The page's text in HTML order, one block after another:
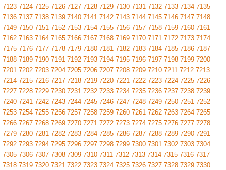
7123 7124 7125 7126 7127 7128 7129 7130 7131 7132 7133 7134 7135
7136 7137 7138 7139 7140 7141 7142 7143 7144 7145 7146 7147 7148
7149 7150 7151 7152 7153 7154 7155 7156 7157 7158 7159 7160 7161
7162 7163 7164 7165 7166 7167 7168 7169 7170 7171 7172 7173 7174
7175 7176 7177 7178 7179 7180 7181 7182 7183 7184 7185 7186 7187
7188 7189 7190 7191 7192 7193 7194 7195 7196 7197 7198 7199 7200
7201 7202 7203 7204 7205 7206 7207 7208 7209 7210 7211 7212 7213
7214 7215 7216 7217 7218 7219 7220 7221 7222 7223 7224 7225 7226
7227 7228 7229 7230 7231 7232 7233 7234 7235 7236 7237 7238 7239
7240 7241 7242 7243 7244 7245 7246 7247 7248 7249 7250 7251 7252
7253 7254 7255 7256 7257 7258 7259 7260 7261 7262 7263 7264 7265
7266 7267 7268 7269 7270 7271 7272 7273 7274 7275 7276 7277 7278
7279 7280 7281 7282 7283 7284 7285 7286 7287 7288 7289 7290 7291
7292 7293 7294 7295 7296 7297 7298 7299 7300 7301 7302 7303 7304
7305 7306 7307 7308 7309 7310 7311 7312 7313 7314 7315 7316 7317
7318 7319 7320 7321 7322 7323 7324 7325 7326 7327 7328 7329 7330